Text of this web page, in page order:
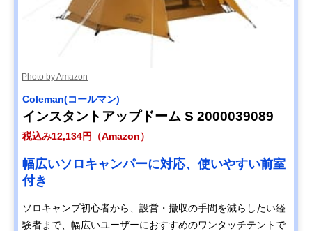
Photo by Amazon
Coleman(コールマン)
インスタントアップドーム S 2000039089
税込み12,134円（Amazon）
幅広いソロキャンパーに対応、使いやすい前室
付き
ソロキャンプ初心者から、設営・撤収の手間を減らしたい経
験者まで、幅広いユーザーにおすすめのワンタッチテントで